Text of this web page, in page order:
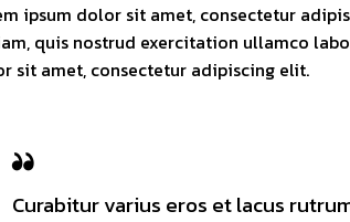
ipsum dolor sit amet, consectetur
quis nostrud exercitation ullamco
sit amet, consectetur adipiscing elit.
Curabitur varius eros et lacus